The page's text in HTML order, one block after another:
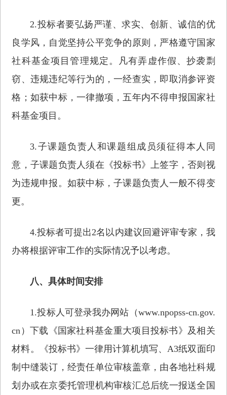
2.投标者要弘扬严谨、求实、创新、诚信的优
良学风，自觉坚持公平竞争的原则，严格遵守国家
社科基金项目管理规定。凡有弄虚作假、抄袭剽
窃、违规违纪等行为的，一经查实，即取消参评资
格；如获中标，一律撤项，五年内不得申报国家社
科基金项目。
3.子课题负责人和课题组成员须征得本人同
意，子课题负责人须在《投标书》上签字，否则视
为违规申报。如获中标，子课题负责人一般不得变
更。
4.投标者可提出2名以内建议回避评审专家，我
办将根据评审工作的实际情况予以考虑。
八、具体时间安排
1.投标人可登录我办网站（www.npopss-cn.gov.
cn）下载《国家社科基金重大项目投标书》及相关
材料。《投标书》一律用计算机填写、A3纸双面印
制中缝装订，经责任单位审核盖章，由各地社科规
划办或在京委托管理机构审核汇总后统一报送全国